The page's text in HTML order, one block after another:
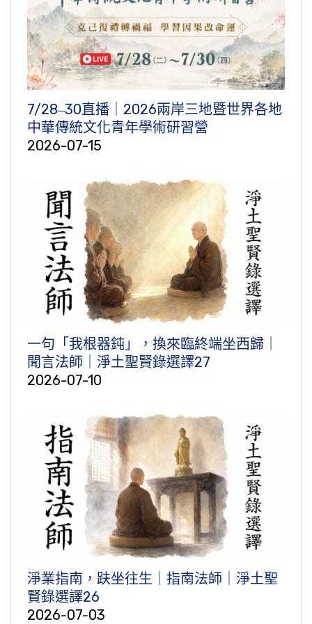
7/28‒30直播｜2026兩岸三地暨世界各地
中華傳統文化青年學術研習營
2026-07-15
一句「我根器鈍」，換來臨終端坐西歸｜
聞言法師｜淨土聖賢錄選譯27
2026-07-10
淨業指南，趺坐往生｜指南法師｜淨土聖
賢錄選譯26
2026-07-03